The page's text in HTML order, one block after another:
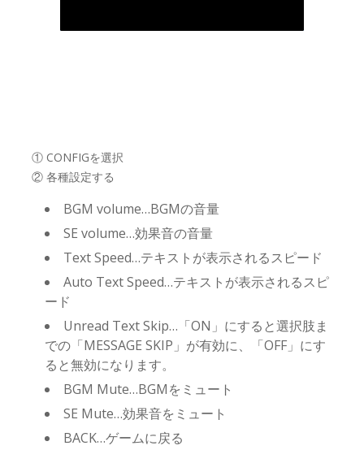
① CONFIGを選択
② 各種設定する
BGM volume…BGMの音量
SE volume…効果音の音量
Text Speed…テキストが表示されるスピード
Auto Text Speed…テキストが表示されるスピ
ード
Unread Text Skip…「ON」にすると選択肢ま
での「MESSAGE SKIP」が有効に、「OFF」にす
ると無効になります。
BGM Mute…BGMをミュート
SE Mute…効果音をミュート
BACK…ゲームに戻る